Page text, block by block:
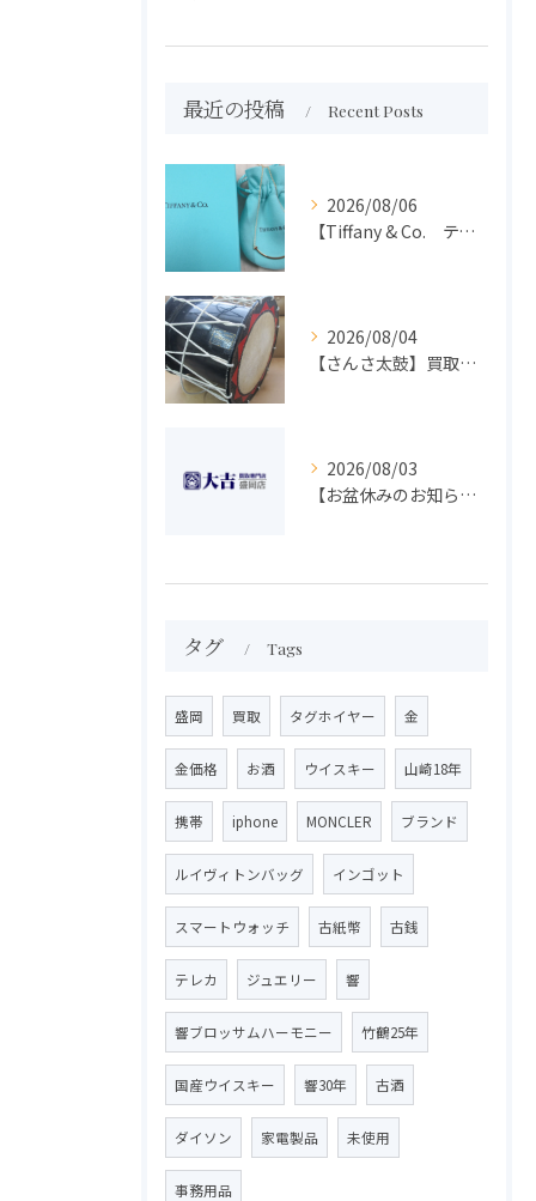
最近の投稿 Recent Posts
2026/08/06
【Tiffany & Co. ティファニー】買取 大吉盛岡店 アクセサリー買取しました！！
2026/08/04
【さんさ太鼓】買取 大吉盛岡店 楽器 買取します！！
2026/08/03
【お盆休みのお知らせ】買取専門 大吉 盛岡店
タグ Tags
盛岡 買取 タグホイヤー 金
金価格 お酒 ウイスキー 山崎18年
携帯 iphone MONCLER ブランド
ルイヴィトンバッグ インゴット
スマートウォッチ 古紙幣 古銭
テレカ ジュエリー 響
響ブロッサムハーモニー 竹鶴25年
国産ウイスキー 響30年 古酒
ダイソン 家電製品 未使用
事務用品